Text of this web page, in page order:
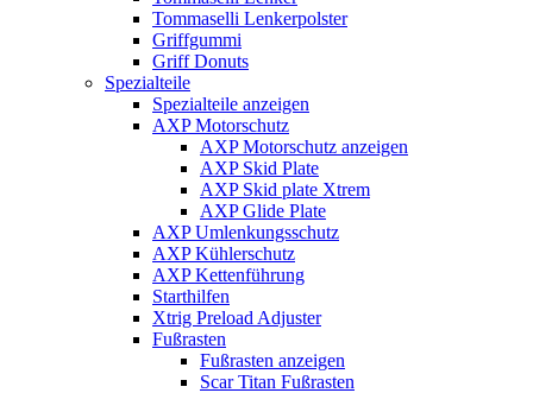
Tommaselli Lenkerpolster
Griffgummi
Griff Donuts
Spezialteile
Spezialteile anzeigen
AXP Motorschutz
AXP Motorschutz anzeigen
AXP Skid Plate
AXP Skid plate Xtrem
AXP Glide Plate
AXP Umlenkungsschutz
AXP Kühlerschutz
AXP Kettenführung
Starthilfen
Xtrig Preload Adjuster
Fußrasten
Fußrasten anzeigen
Scar Titan Fußrasten